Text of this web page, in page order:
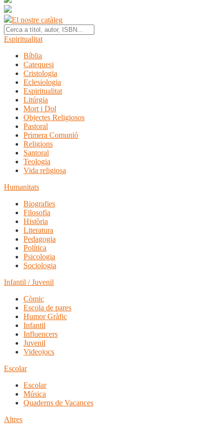
El nostre catàleg
Espiritualitat
Bíblia
Catequesi
Cristologia
Eclesiologia
Espiritualitat
Litúrgia
Mort i Dol
Objectes Religiosos
Pastoral
Primera Comunió
Religions
Santoral
Teologia
Vida religiosa
Humanitats
Biografies
Filosofia
Història
Literatura
Pedagogia
Política
Psicologia
Sociologia
Infantil / Juvenil
Còmic
Escola de pares
Humor Gràfic
Infantil
Influencers
Juvenil
Videojocs
Escolar
Escolar
Música
Quaderns de Vacances
Altres